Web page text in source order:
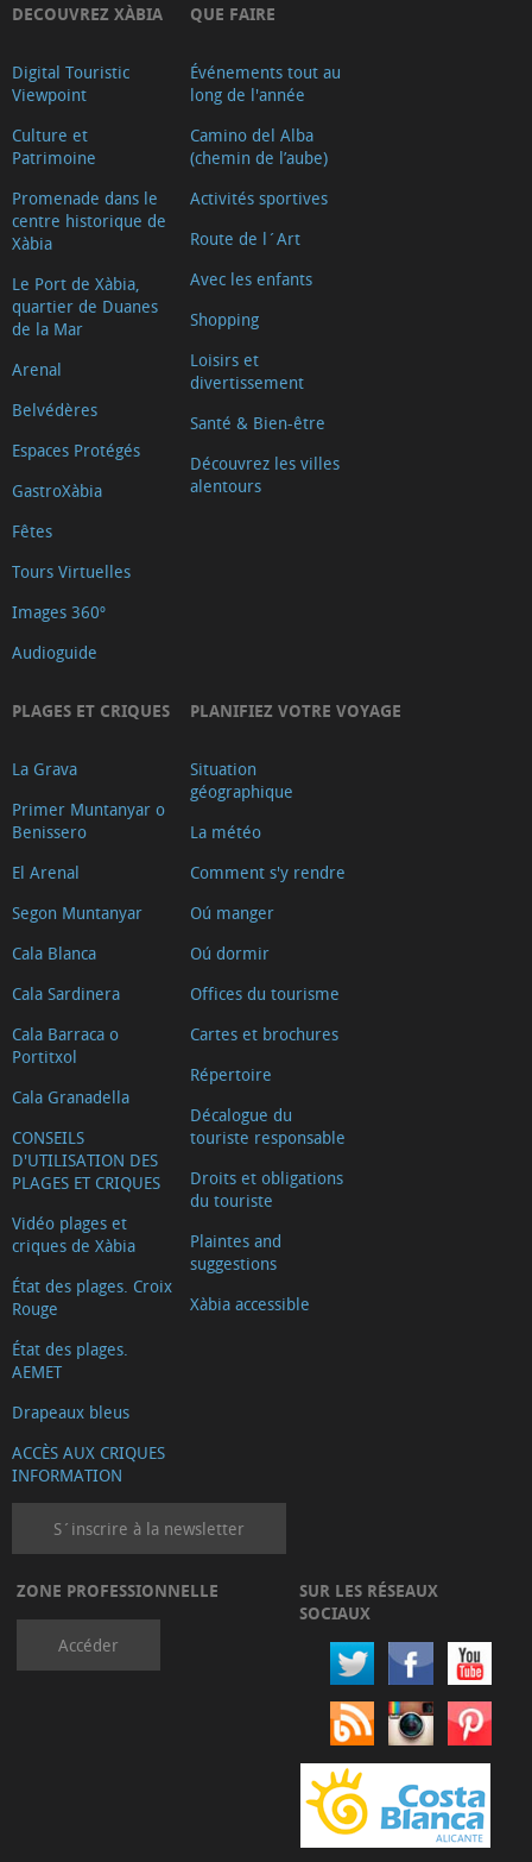
DECOUVREZ XÀBIA
Digital Touristic
Viewpoint
Culture et
Patrimoine
Promenade dans le
centre historique de
Xàbia
Le Port de Xàbia,
quartier de Duanes
de la Mar
Arenal
Belvédères
Espaces Protégés
GastroXàbia
Fêtes
Tours Virtuelles
Images 360º
Audioguide
QUE FAIRE
Événements tout au
long de l'année
Camino del Alba
(chemin de l’aube)
Activités sportives
Route de l´Art
Avec les enfants
Shopping
Loisirs et
divertissement
Santé & Bien-être
Découvrez les villes
alentours
PLAGES ET CRIQUES
La Grava
Primer Muntanyar o
Benissero
El Arenal
Segon Muntanyar
Cala Blanca
Cala Sardinera
Cala Barraca o
Portitxol
Cala Granadella
CONSEILS
D'UTILISATION DES
PLAGES ET CRIQUES
Vidéo plages et
criques de Xàbia
État des plages. Croix
Rouge
État des plages.
AEMET
Drapeaux bleus
ACCÈS AUX CRIQUES
INFORMATION
PLANIFIEZ VOTRE VOYAGE
Situation
géographique
La météo
Comment s'y rendre
Oú manger
Oú dormir
Offices du tourisme
Cartes et brochures
Répertoire
Décalogue du
touriste responsable
Droits et obligations
du touriste
Plaintes and
suggestions
Xàbia accessible
S´inscrire à la newsletter
ZONE PROFESSIONNELLE
Accéder
SUR LES RÉSEAUX
SOCIAUX